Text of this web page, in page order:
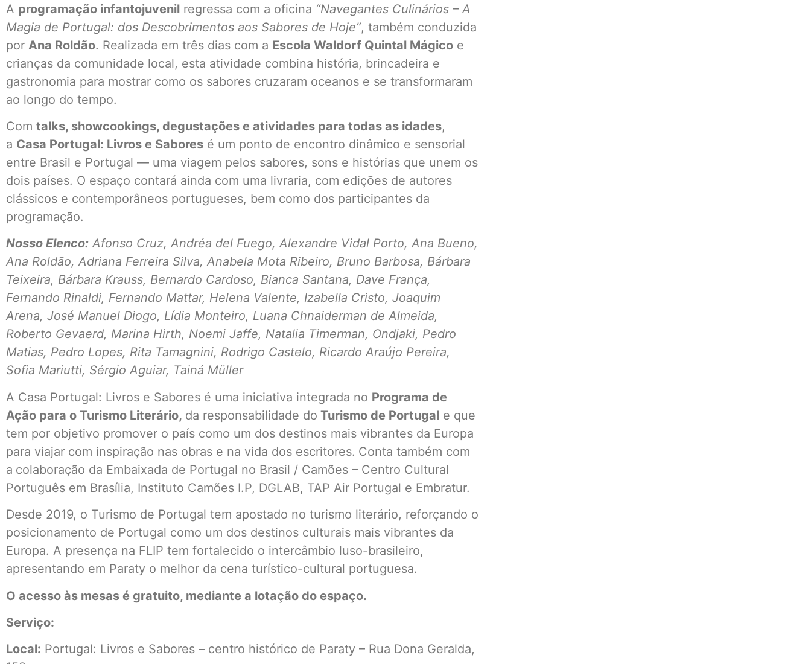
A programação infantojuvenil regressa com a oficina “Navegantes Culinários – A
Magia de Portugal: dos Descobrimentos aos Sabores de Hoje”, também conduzida
por Ana Roldão. Realizada em três dias com a Escola Waldorf Quintal Mágico e
crianças da comunidade local, esta atividade combina história, brincadeira e
gastronomia para mostrar como os sabores cruzaram oceanos e se transformaram
ao longo do tempo.
Com talks, showcookings, degustações e atividades para todas as idades,
a Casa Portugal: Livros e Sabores é um ponto de encontro dinâmico e sensorial
entre Brasil e Portugal — uma viagem pelos sabores, sons e histórias que unem os
dois países. O espaço contará ainda com uma livraria, com edições de autores
clássicos e contemporâneos portugueses, bem como dos participantes da
programação.
Nosso Elenco: Afonso Cruz, Andréa del Fuego, Alexandre Vidal Porto, Ana Bueno,
Ana Roldão, Adriana Ferreira Silva, Anabela Mota Ribeiro, Bruno Barbosa, Bárbara
Teixeira, Bárbara Krauss, Bernardo Cardoso, Bianca Santana, Dave França,
Fernando Rinaldi, Fernando Mattar, Helena Valente, Izabella Cristo, Joaquim
Arena, José Manuel Diogo, Lídia Monteiro, Luana Chnaiderman de Almeida,
Roberto Gevaerd, Marina Hirth, Noemi Jaffe, Natalia Timerman, Ondjaki, Pedro
Matias, Pedro Lopes, Rita Tamagnini, Rodrigo Castelo, Ricardo Araújo Pereira,
Sofia Mariutti, Sérgio Aguiar, Tainá Müller
A Casa Portugal: Livros e Sabores é uma iniciativa integrada no Programa de
Ação para o Turismo Literário, da responsabilidade do Turismo de Portugal e que
tem por objetivo promover o país como um dos destinos mais vibrantes da Europa
para viajar com inspiração nas obras e na vida dos escritores. Conta também com
a colaboração da Embaixada de Portugal no Brasil / Camões – Centro Cultural
Português em Brasília, Instituto Camões I.P, DGLAB, TAP Air Portugal e Embratur.
Desde 2019, o Turismo de Portugal tem apostado no turismo literário, reforçando o
posicionamento de Portugal como um dos destinos culturais mais vibrantes da
Europa. A presença na FLIP tem fortalecido o intercâmbio luso-brasileiro,
apresentando em Paraty o melhor da cena turístico-cultural portuguesa.
O acesso às mesas é gratuito, mediante a lotação do espaço.
Serviço:
Local: Portugal: Livros e Sabores – centro histórico de Paraty – Rua Dona Geralda,